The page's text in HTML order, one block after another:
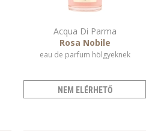
Acqua Di Parma
Rosa Nobile
eau de parfum hölgyeknek
NEM ELÉRHETŐ